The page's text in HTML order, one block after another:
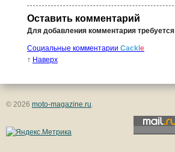
Оставить комментарий
Для добавления комментария требуется
Социальные комментарии Cackle
↑ Наверх
© 2026 moto-magazine.ru